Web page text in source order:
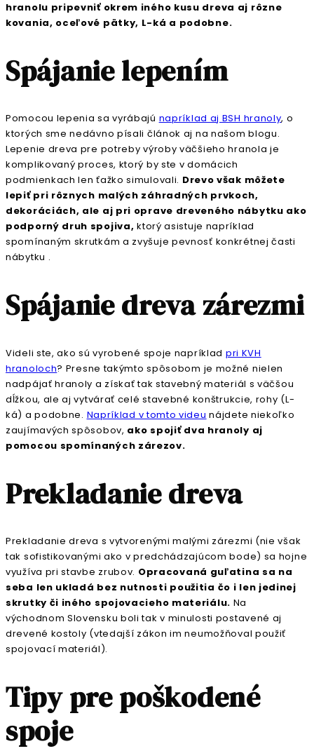
hranolu pripevniť okrem iného kusu dreva aj rôzne
kovania, oceľové pätky, L-ká a podobne.
Spájanie lepením
Pomocou lepenia sa vyrábajú napríklad aj BSH hranoly, o
ktorých sme nedávno písali článok aj na našom blogu.
Lepenie dreva pre potreby výroby väčšieho hranola je
komplikovaný proces, ktorý by ste v domácich
podmienkach len ťažko simulovali. Drevo však môžete
lepiť pri rôznych malých záhradných prvkoch,
dekoráciách, ale aj pri oprave dreveného nábytku ako
podporný druh spojiva,ktorý asistuje napríklad
spomínaným skrutkám a zvyšuje pevnosť konkrétnej časti
nábytku .
Spájanie dreva zárezmi
Videli ste, ako sú vyrobené spoje napríklad pri KVH
hranoloch? Presne takýmto spôsobom je možné nielen
nadpájať hranoly a získať tak stavebný materiál s väčšou
dĺžkou, ale aj vytvárať celé stavebné konštrukcie, rohy (L-
ká) a podobne. Napríklad v tomto videu nájdete niekoľko
zaujímavých spôsobov, ako spojiť dva hranoly aj
pomocou spomínaných zárezov.
Prekladanie dreva
Prekladanie dreva s vytvorenými malými zárezmi (nie však
tak sofistikovanými ako v predchádzajúcom bode) sa hojne
využíva pri stavbe zrubov. Opracovaná guľatina sa na
seba len ukladá bez nutnosti použitia čo i len jedinej
skrutky či iného spojovacieho materiálu. Na
východnom Slovensku boli tak v minulosti postavené aj
drevené kostoly (vtedajší zákon im neumožňoval použiť
spojovací materiál).
Tipy pre poškodené
spoje